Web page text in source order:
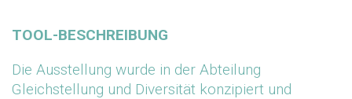
TOOL-BESCHREIBUNG
Die Ausstellung wurde in der Abteilung
Gleichstellung und Diversität konzipiert und